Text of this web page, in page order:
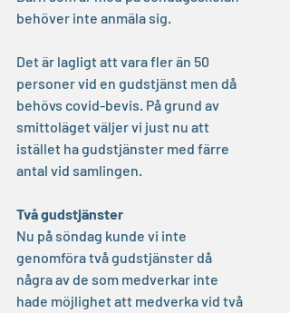
behöver inte anmäla sig.
Det är lagligt att vara fler än 50
personer vid en gudstjänst men då
behövs covid-bevis. På grund av
smittoläget väljer vi just nu att
istället ha gudstjänster med färre
antal vid samlingen.
Två gudstjänster
Nu på söndag kunde vi inte
genomföra två gudstjänster då
några av de som medverkar inte
hade möjlighet att medverka vid två